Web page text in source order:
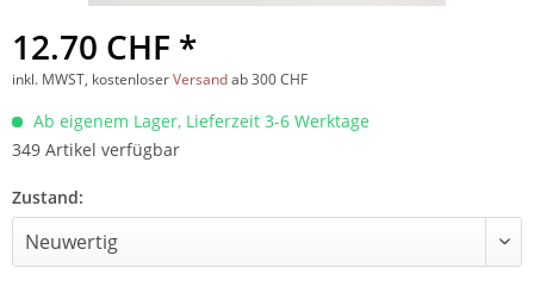
12.70 CHF *
inkl. MWST, kostenloserVersandab 300 CHF
Ab eigenem Lager, Lieferzeit 3-6 Werktage
349 Artikel verfügbar
Zustand: